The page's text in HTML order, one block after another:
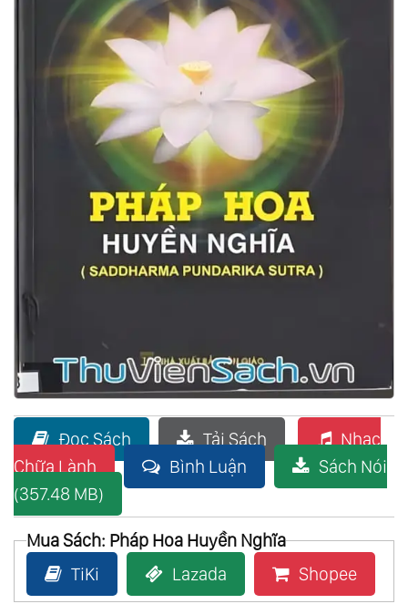
Đọc Sách Tải Sách
Nhạc
Chữa Lành
Bình Luận
Sách Nói
(357.48 MB)
Mua Sách: Pháp Hoa Huyền Nghĩa
TiKi
Lazada Shopee